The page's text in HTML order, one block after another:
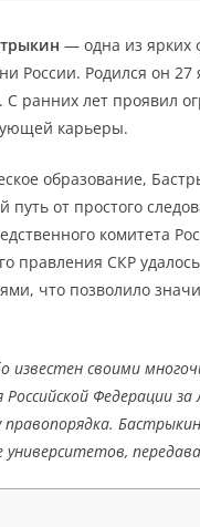
— одна из ярких
России. Родился он 27
С ранних лет проявил
карьеры.
образование,
от простого
комитета
правления СКР
что позволило
известен своими
Федерации
правопорядка.